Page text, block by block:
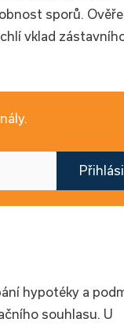
sporů.
vklad
hypotéky a
souhlasu. U